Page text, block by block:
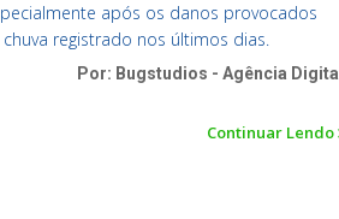
após os danos provocados
registrado nos últimos dias.
Por: Bugstudios - Agência Digital
Continuar Lendo